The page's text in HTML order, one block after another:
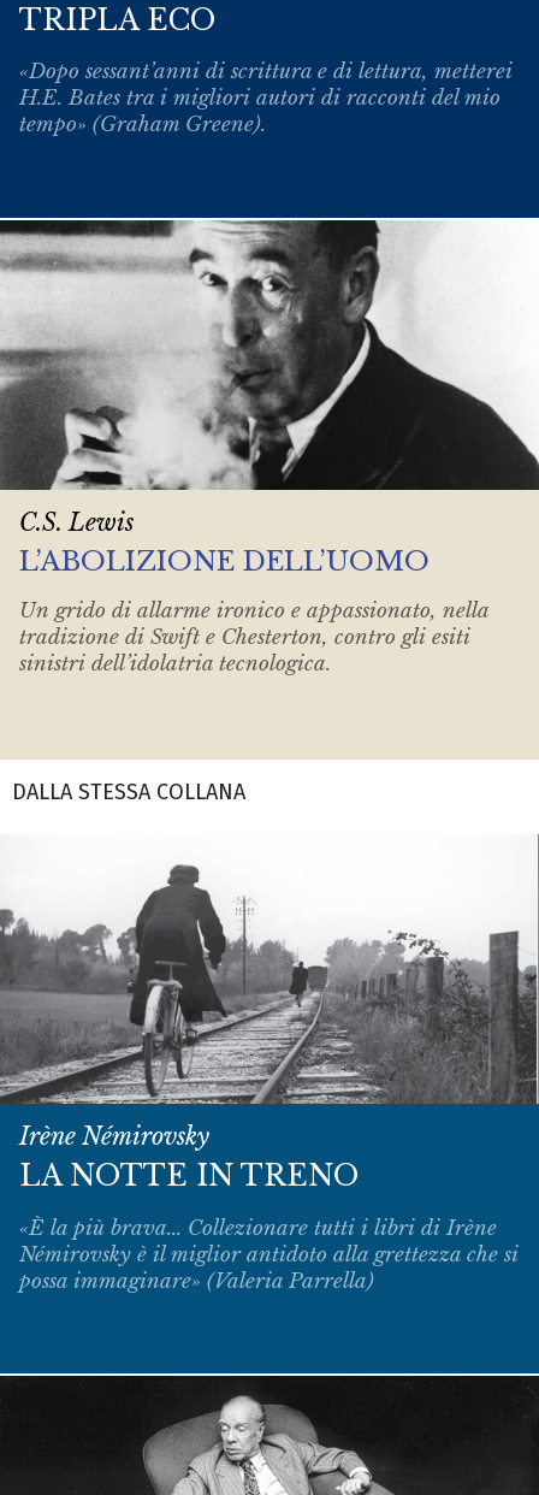
TRIPLA ECO
«Dopo sessant’anni di scrittura e di lettura, metterei
H.E. Bates tra i migliori autori di racconti del mio
tempo» (Graham Greene).
C.S. Lewis
L’ABOLIZIONE DELL’UOMO
Un grido di allarme ironico e appassionato, nella
tradizione di Swift e Chesterton, contro gli esiti
sinistri dell’idolatria tecnologica.
DALLA STESSA COLLANA
Irène Némirovsky
LA NOTTE IN TRENO
«È la più brava... Collezionare tutti i libri di Irène
Némirovsky è il miglior antidoto alla grettezza che si
possa immaginare» (Valeria Parrella)